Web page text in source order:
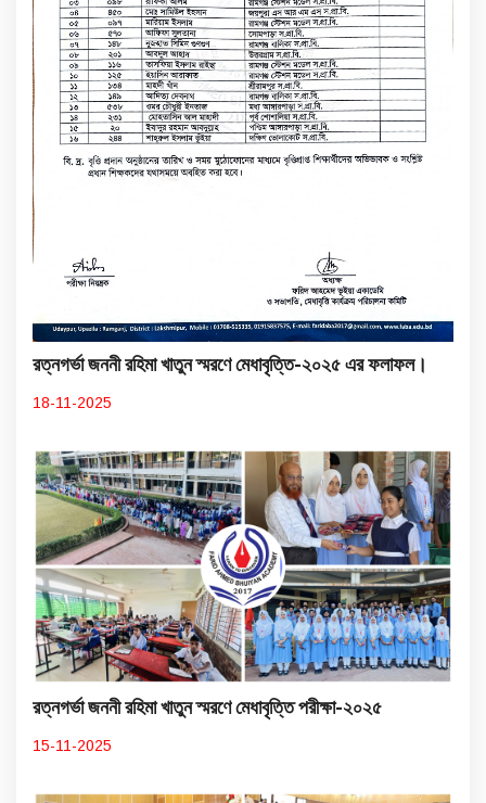
রত্নগর্ভা জননী রহিমা খাতুন স্মরণে মেধাবৃত্তি-২০২৫ এর ফলাফল।
18-11-2025
রত্নগর্ভা জননী রহিমা খাতুন স্মরণে মেধাবৃত্তি পরীক্ষা-২০২৫
15-11-2025